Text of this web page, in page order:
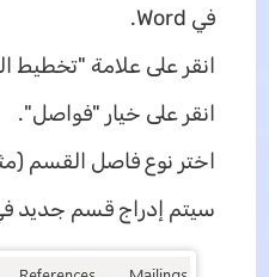
في Word.
انقر على علامة "تخطيط
انقر على خيار "فواصل".
اختر نوع فاصل القسم
سيتم إدراج قسم جديد